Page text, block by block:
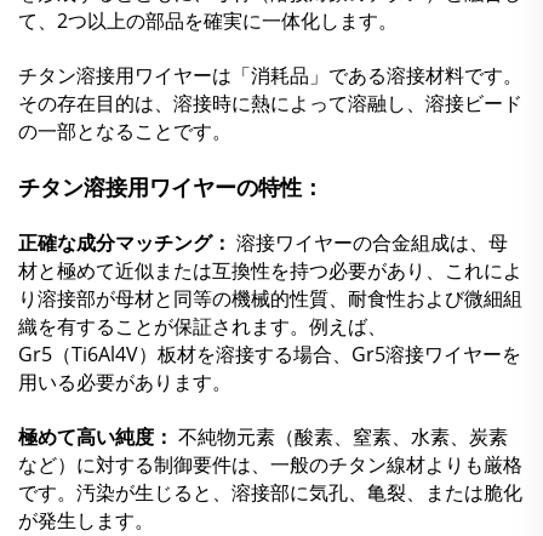
て、2つ以上の部品を確実に一体化します。
チタン溶接用ワイヤーは「消耗品」である溶接材料です。
その存在目的は、溶接時に熱によって溶融し、溶接ビード
の一部となることです。
チタン溶接用ワイヤーの特性：
正確な成分マッチング： 溶接ワイヤーの合金組成は、母
材と極めて近似または互換性を持つ必要があり、これによ
り溶接部が母材と同等の機械的性質、耐食性および微細組
織を有することが保証されます。例えば、
Gr5（Ti6Al4V）板材を溶接する場合、Gr5溶接ワイヤーを
用いる必要があります。
極めて高い純度： 不純物元素（酸素、窒素、水素、炭素
など）に対する制御要件は、一般のチタン線材よりも厳格
です。汚染が生じると、溶接部に気孔、亀裂、または脆化
が発生します。